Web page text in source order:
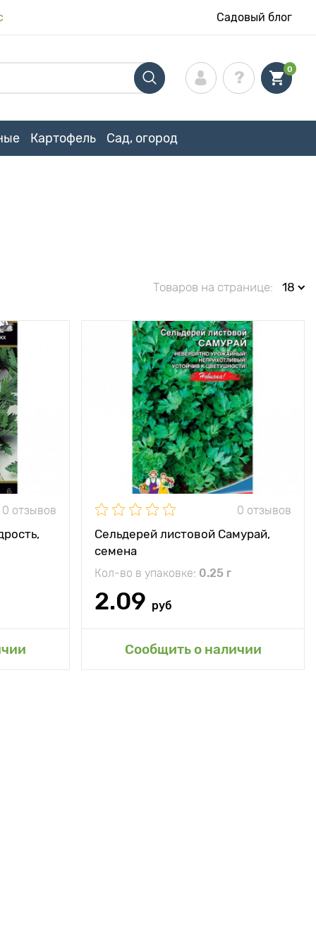
Садовый блог
0
Картофель Сад, огород
Товаров на странице: 18
0 отзывов 0 отзывов
Сельдерей листовой Самурай,
семена
Кол-во в упаковке: 0.25 г
2.09 руб
Сообщить о наличии
Добавить в мой сад